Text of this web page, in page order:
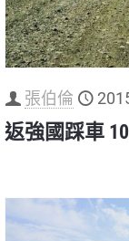
張伯倫
返強國踩車